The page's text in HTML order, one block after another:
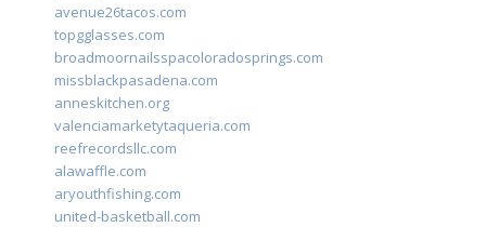
avenue26tacos.com
topgglasses.com
broadmoornailsspacoloradosprings.com
missblackpasadena.com
anneskitchen.org
valenciamarketytaqueria.com
reefrecordsllc.com
alawaffle.com
aryouthfishing.com
united-basketball.com